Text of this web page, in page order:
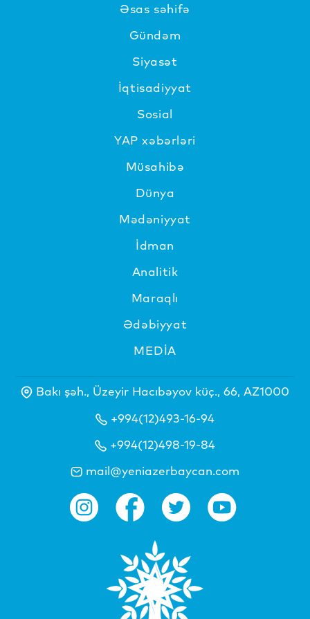
Əsas səhifə
Gündəm
Siyasət
İqtisadiyyat
Sosial
YAP xəbərləri
Müsahibə
Dünya
Mədəniyyat
İdman
Analitik
Maraqlı
Ədəbiyyat
MEDİA
Bakı şəh., Üzeyir Hacıbəyov küç., 66, AZ1000
+994(12)493-16-94
+994(12)498-19-84
mail@yeniazerbaycan.com